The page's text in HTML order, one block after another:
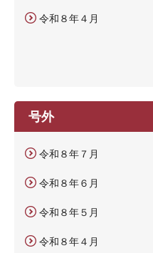
令和８年４月
号外
令和８年７月
令和８年６月
令和８年５月
令和８年４月